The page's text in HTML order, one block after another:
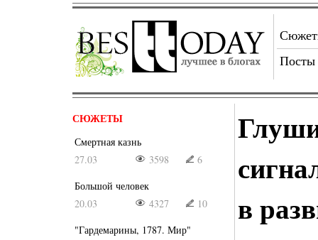
Посты
СЮЖЕТЫ
Смертная казнь
27.03
3598
6
Большой человек
20.03
4327
10
"Гардемарины, 1787. Мир"
в